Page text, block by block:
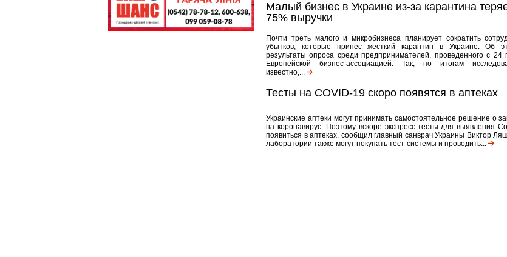
Малый бизнес в Украине из-за карантина
75% выручки
Почти треть малого и микробизнеса планирует сократить
убытков, которые принес жесткий карантин в Украине. Об
результаты опроса среди предпринимателей, проведенного с
Европейской бизнес-ассоциацией. Так, по итогам
известно,...
Тесты на COVID-19 скоро появятся в аптеках
Украинские аптеки могут принимать самостоятельное решение о
на коронавирус. Поэтому вскоре экспресс-тесты для выявления
появиться в аптеках, сообщил главный санврач Украины Виктор
лаборатории также могут покупать тест-системы и проводить...